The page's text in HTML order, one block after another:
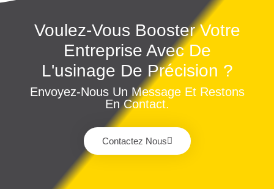
Voulez-Vous Booster Votre
Entreprise Avec De
L'usinage De Précision ?
Envoyez-Nous Un Message Et Restons
En Contact.
Contactez Nous